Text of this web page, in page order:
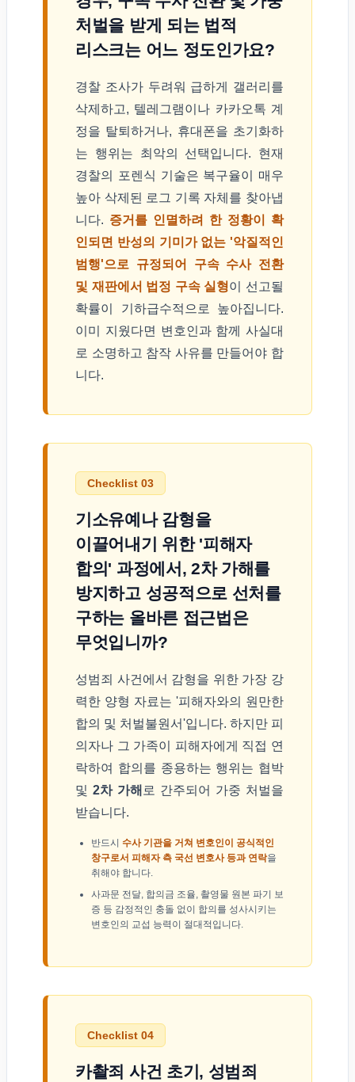
처벌을 받게 되는 법적
리스크는 어느 정도인가요?
경찰 조사가 두려워 급하게 갤러리를
삭제하고, 텔레그램이나 카카오톡 계
정을 탈퇴하거나, 휴대폰을 초기화하
는 행위는 최악의 선택입니다. 현재
경찰의 포렌식 기술은 복구율이 매우
높아 삭제된 로그 기록 자체를 찾아냅
니다. 증거를 인멸하려 한 정황이 확
인되면 반성의 기미가 없는 '악질적인
범행'으로 규정되어 구속 수사 전환
및 재판에서 법정 구속 실형이 선고될
확률이 기하급수적으로 높아집니다.
이미 지웠다면 변호인과 함께 사실대
로 소명하고 참작 사유를 만들어야 합
니다.
Checklist 03
기소유예나 감형을
이끌어내기 위한 '피해자
합의' 과정에서, 2차 가해를
방지하고 성공적으로 선처를
구하는 올바른 접근법은
무엇입니까?
성범죄 사건에서 감형을 위한 가장 강
력한 양형 자료는 '피해자와의 원만한
합의 및 처벌불원서'입니다. 하지만 피
의자나 그 가족이 피해자에게 직접 연
락하여 합의를 종용하는 행위는 협박
및 2차 가해 로 간주되어 가중 처벌을
받습니다.
반드시 수사 기관을 거쳐 변호인이 공식적인
창구로서 피해자 측 국선 변호사 등과 연락을
취해야 합니다.
사과문 전달, 합의금 조율, 촬영물 원본 파기 보
증 등 감정적인 충돌 없이 합의를 성사시키는
변호인의 교섭 능력이 절대적입니다.
Checklist 04
카촬죄 사건 초기, 성범죄